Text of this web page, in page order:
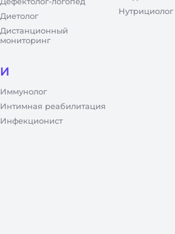
Диетолог
Дистанционный
мониторинг
И
Иммунолог
Интимная реабилитация
Инфекционист
Нутрициолог